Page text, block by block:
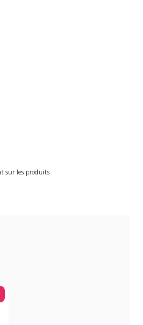
sur les produits